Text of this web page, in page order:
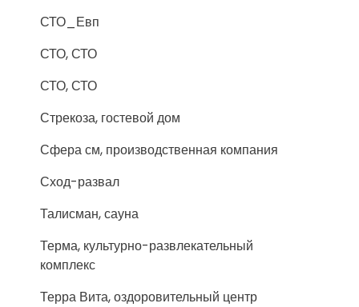
СТО_Евп
СТО, СТО
СТО, СТО
Стрекоза, гостевой дом
Сфера см, производственная компания
Сход-развал
Талисман, сауна
Терма, культурно-развлекательный
комплекс
Терра Вита, оздоровительный центр